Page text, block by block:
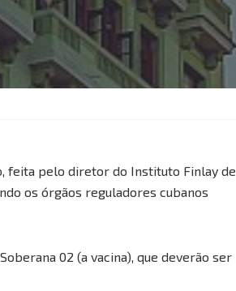
feita pelo diretor do Instituto Finlay de
os órgãos reguladores cubanos
02 (a vacina), que deverão ser